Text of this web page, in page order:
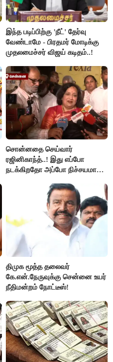
இந்த படிப்பிற்கு 'நீட்' தேர்வு
வேண்டாமே - பிரதமர் மோடிக்கு
முதலமைச்சர் விஜய் கடிதம்..!
சொன்னதை செய்வார்
ரஜினிகாந்த்..! இது எப்போ
நடக்கிறதோ அப்போ நிச்சயமாக
ரஜினிகாந்த்..!
திமுக மூத்த தலைவர்
கே.என்.நேருவுக்கு சென்னை உயர்
நீதிமன்றம் நோட்டீஸ்!